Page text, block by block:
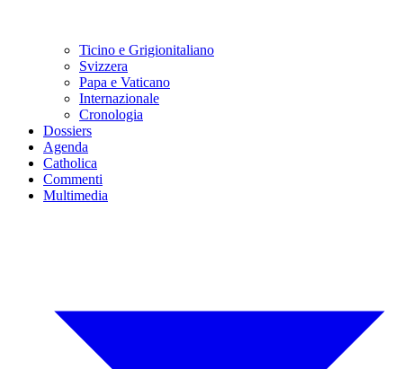
Ticino e Grigionitaliano
Svizzera
Papa e Vaticano
Internazionale
Cronologia
Dossiers
Agenda
Catholica
Commenti
Multimedia